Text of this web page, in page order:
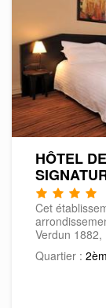
HÔTEL
Cet
Verdun 1882,
Quartier :